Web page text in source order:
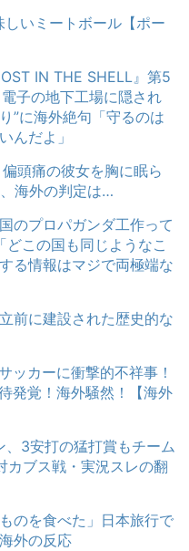
しいミートボール【ポー
IN THE SHELL』第5
子の地下工場に隠され
”に海外絶句「守るのは
んだよ」
頭痛の彼女を胸に眠ら
海外の判定は…
のプロパガンダ工作って
この国も同じようなこ
る情報はマジで両極端な
前に建設された歴史的な
ッカーに衝撃的不祥事！
発覚！海外騒然！【海外
3安打の猛打賞もチーム
カブス戦・実況スレの翻
のを食べた」日本旅行で
外の反応